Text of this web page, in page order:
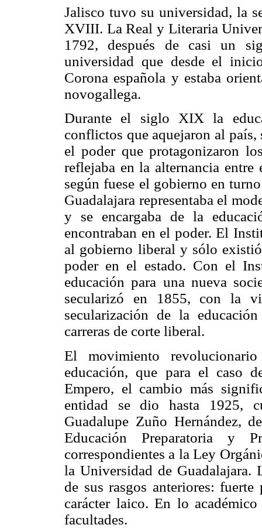
Jalisco tuvo su universidad, la
XVIII. La Real y Literaria
1792, después de casi un
universidad que desde el
Corona española y estaba
novogallega.
Durante el siglo XIX la
conflictos que aquejaron al
el poder que protagonizaron
reflejaba en la alternancia
según fuese el gobierno en
Guadalajara representaba el
y se encargaba de la
encontraban en el poder. El
al gobierno liberal y sólo
poder en el estado. Con el
educación para una nueva
secularizó en 1855, con la
secularización de la
carreras de corte liberal.
El movimiento
educación, que para el caso
Empero, el cambio más
entidad se dio hasta 1925,
Guadalupe Zuño Hernández,
Educación Preparatoria y
correspondientes a la Ley
la Universidad de Guadalajara.
de sus rasgos anteriores:
carácter laico. En lo
facultades.